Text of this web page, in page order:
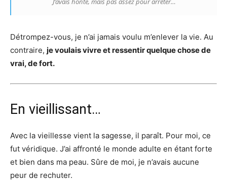
Détrompez-vous, je n’ai jamais voulu m’enlever la vie. Au
contraire, je voulais vivre et ressentir quelque chose de
vrai, de fort.
En vieillissant…
Avec la vieillesse vient la sagesse, il paraît. Pour moi, ce
fut véridique. J’ai affronté le monde adulte en étant forte
et bien dans ma peau. Sûre de moi, je n’avais aucune
peur de rechuter.